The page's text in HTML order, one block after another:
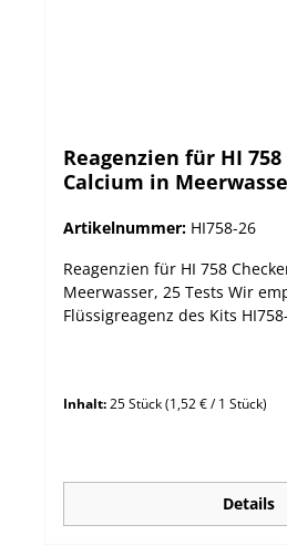
Reagenzien für HI
Calcium in
Artikelnummer: HI758-26
Reagenzien für HI 758
Meerwasser, 25 Tests Wir
Flüssigreagenz des Kits
Inhalt:25 Stück(1,52 € / 1 Stück)
Details